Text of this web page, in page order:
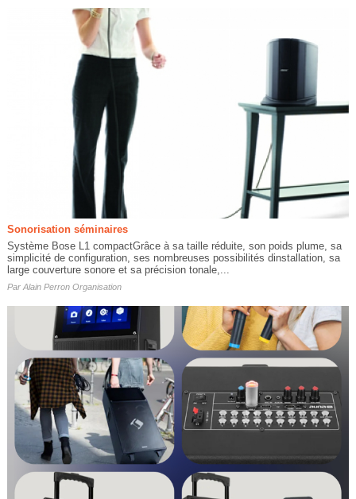
Sonorisation séminaires
Système Bose L1 compactGrâce à sa taille réduite, son poids plume, sa
simplicité de configuration, ses nombreuses possibilités dinstallation, sa
large couverture sonore et sa précision tonale,...
Par Alain Perron Organisation